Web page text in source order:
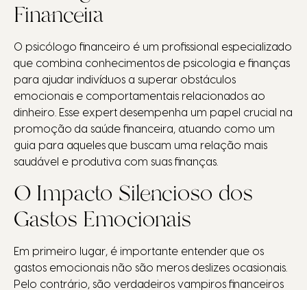
Financeira
O psicólogo financeiro é um profissional especializado
que combina conhecimentos de psicologia e finanças
para ajudar indivíduos a superar obstáculos
emocionais e comportamentais relacionados ao
dinheiro. Esse expert desempenha um papel crucial na
promoção da saúde financeira, atuando como um
guia para aqueles que buscam uma relação mais
saudável e produtiva com suas finanças.
O Impacto Silencioso dos
Gastos Emocionais
Em primeiro lugar, é importante entender que os
gastos emocionais não são meros deslizes ocasionais.
Pelo contrário, são verdadeiros vampiros financeiros